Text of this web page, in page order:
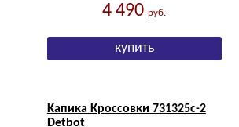
4 490руб.
Капика Кроссовки 731325с-2
Detbot